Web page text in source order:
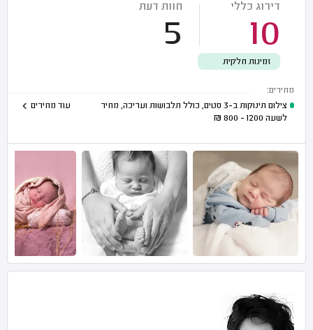
דירוג כללי
10
חוות דעת
5
זמינות חלקית
מחירים:
צילום תינוקות ב-3 סטים, כולל תלבושות ועריכה, מחיר
לשעה 1200 - 800
₪
עוד מחירים